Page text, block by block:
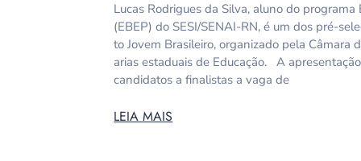
Lucas Rodrigues da Silva, aluno do
(EBEP) do SESI/SENAI-RN, é um dos pré-
to Jovem Brasileiro, organizado pela Câmara
arias estaduais de Educação. A
candidatos a finalistas a vaga de
LEIA MAIS